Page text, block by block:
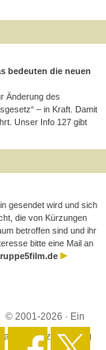
bedeuten die neuen
Änderung des
– in Kraft. Damit
Unser Info 127 gibt
gesendet wird und sich
die von Kürzungen
betroffen sind und ihr
bitte eine Mail an
© 2001-2026 · Ein